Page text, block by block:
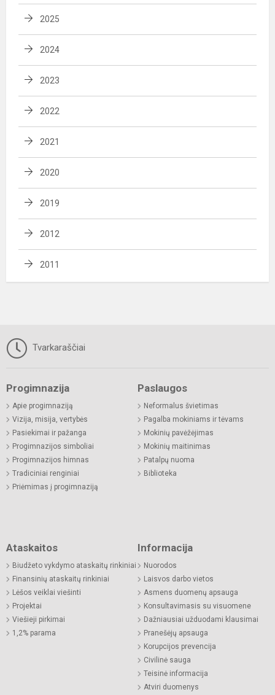
2025
2024
2023
2022
2021
2020
2019
2012
2011
Tvarkaraščiai
Progimnazija
Apie progimnaziją
Vizija, misija, vertybės
Pasiekimai ir pažanga
Progimnazijos simboliai
Progimnazijos himnas
Tradiciniai renginiai
Priėmimas į progimnaziją
Paslaugos
Neformalus švietimas
Pagalba mokiniams ir tėvams
Mokinių pavėžėjimas
Mokinių maitinimas
Patalpų nuoma
Biblioteka
Ataskaitos
Biudžeto vykdymo ataskaitų rinkiniai
Finansinių ataskaitų rinkiniai
Lėšos veiklai viešinti
Projektai
Viešieji pirkimai
1,2% parama
Informacija
Nuorodos
Laisvos darbo vietos
Asmens duomenų apsauga
Konsultavimasis su visuomene
Dažniausiai užduodami klausimai
Pranešėjų apsauga
Korupcijos prevencija
Civilinė sauga
Teisinė informacija
Atviri duomenys